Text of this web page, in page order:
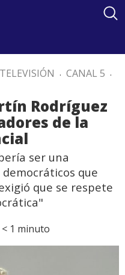
TELEVISIÓN . CANAL 5 .
Rodríguez
de la
ser una
que
que se respete
< 1 minuto